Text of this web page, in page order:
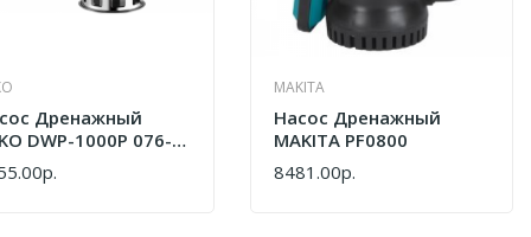
Дренажный
DWP-1000P 076-
MAKITA
Насос Дренажный
MAKITA PF0800
8481.00р.
КУПИТЬ